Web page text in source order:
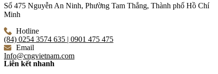
Số 475 Nguyễn An Ninh, Phường Tam Thắng, Thành phố Hồ Chí
Minh
Hotline
(84) 0254 3574 635 | 0901 475 475
Email
Info@cngvietnam.com
Liên kết nhanh